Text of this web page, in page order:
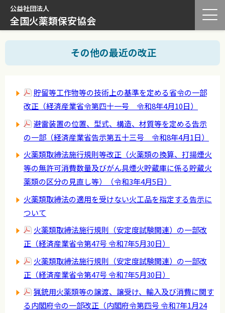
公益社団法人
全国火薬類保安協会
その他の最近の改正
貯留等工作物等の技術上の基準を定める省令の一部
改正（経済産業省令第四十一号 令和8年4月10日）
避雷装置の位置、型式、構造、材質等を定める告示
の一部（経済産業省告示第五十三号 令和8年4月1日）
火薬類取締法施行規則等改正（火薬類の換算、打揚煙火
等の無許可消費数量及びがん具煙火貯蔵庫に係る貯蔵火
薬類の区分の見直し等）（令和3年4月5日）
火薬類取締法の適用を受けない火工品を指定する告示に
ついて
火薬類取締法施行規則（安定度試験関連）の一部改
正（経済産業省令第47号 令和7年5月30日）
火薬類取締法施行規則（安定度試験関連）の一部改
正（経済産業省令第47号 令和7年5月30日）
猟銃用火薬類等の譲渡、譲受け、輸入及び消費に関す
る内閣府令の一部改正（内閣府令第四号 令和7年1月24